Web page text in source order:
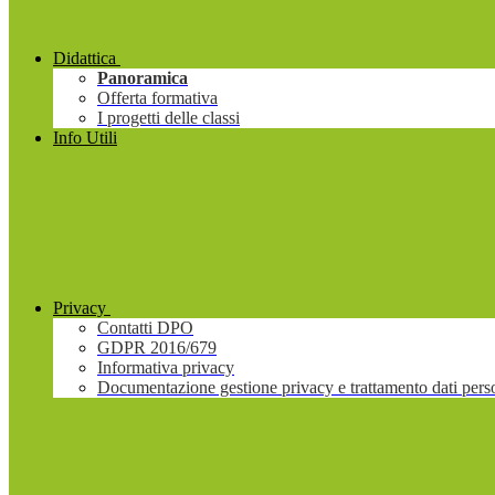
Didattica
Panoramica
Offerta formativa
I progetti delle classi
Info Utili
Privacy
Contatti DPO
GDPR 2016/679
Informativa privacy
Documentazione gestione privacy e trattamento dati